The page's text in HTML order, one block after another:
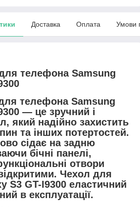
Доставка Оплата Умови
телефона Samsung
телефонаSamsung
— це зручний і
який надійно захистить
та інших потертостей.
сідає на задню
бічні панелі,
отвори
Чехол для
S3 GT-I9300 еластичний
в експлуатації.